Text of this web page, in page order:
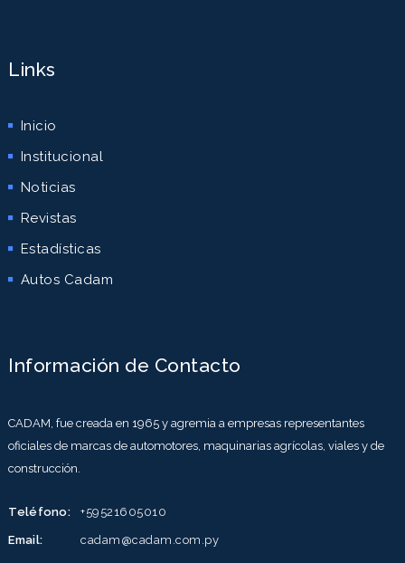
Links
Inicio
Institucional
Noticias
Revistas
Estadísticas
Autos Cadam
Información de Contacto
CADAM, fue creada en 1965 y agremia a empresas representantes
oficiales de marcas de automotores, maquinarias agrícolas, viales y de
construcción.
Teléfono: +59521605010
Email: cadam@cadam.com.py